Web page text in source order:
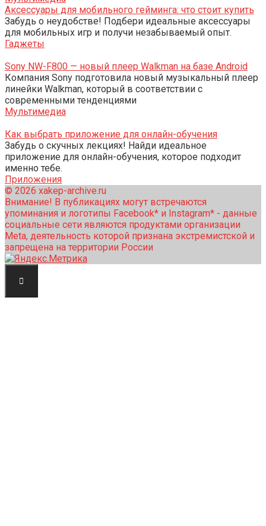
Аксессуары для мобильного гейминга: что стоит купить
Забудь о неудобстве! Подбери идеальные аксессуары
для мобильных игр и получи незабываемый опыт.
Гаджеты
Sony NW-F800 — новый плеер Walkman на базе Android
Компания Sony подготовила новый музыкальный плеер
линейки Walkman, который в соответствии с
современными тенденциями
Мультимедиа
Как выбрать приложение для онлайн-обучения
Забудь о скучных лекциях! Найди идеальное
приложение для онлайн-обучения, которое подходит
именно тебе.
Приложения
© 2026 xakep-archive.ru
Внимание! В публикациях могут встречаются
упоминания и логотипы Facebook* и Instagram* - данные
социальные сети являются продуктами организации
Meta, деятельность которой признана экстремистской и
запрещена на территории России